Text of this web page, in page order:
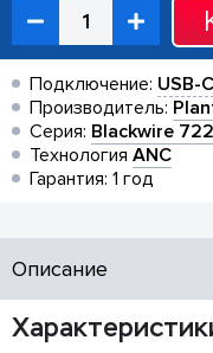
Подключение: USB-C
Производитель:
Серия: Blackwire
Технология ANC
Гарантия: 1 год
Описание